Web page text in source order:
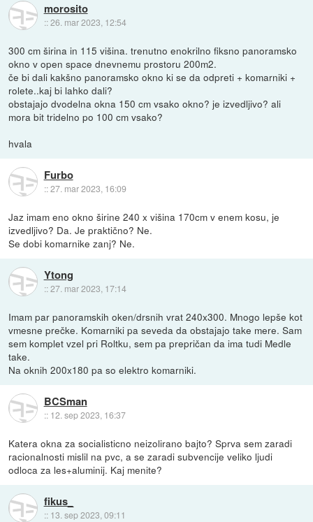
morosito
::26. mar 2023, 12:54
300 cm širina in 115 višina. trenutno enokrilno fiksno panoramsko
okno v open space dnevnemu prostoru 200m2.
če bi dali kakšno panoramsko okno ki se da odpreti + komarniki +
rolete..kaj bi lahko dali?
obstajajo dvodelna okna 150 cm vsako okno? je izvedljivo? ali
mora bit tridelno po 100 cm vsako?
hvala
Furbo
::27. mar 2023, 16:09
Jaz imam eno okno širine 240 x višina 170cm v enem kosu, je
izvedljivo? Da. Je praktično? Ne.
Se dobi komarnike zanj? Ne.
Ytong
::27. mar 2023, 17:14
Imam par panoramskih oken/drsnih vrat 240x300. Mnogo lepše kot
vmesne prečke. Komarniki pa seveda da obstajajo take mere. Sam
sem komplet vzel pri Roltku, sem pa prepričan da ima tudi Medle
take.
Na oknih 200x180 pa so elektro komarniki.
BCSman
:: 12. sep 2023, 16:37
Katera okna za socialisticno neizolirano bajto? Sprva sem zaradi
racionalnosti mislil na pvc, a se zaradi subvencije veliko ljudi
odloca za les+aluminij. Kaj menite?
fikus_
:: 13. sep 2023, 09:11